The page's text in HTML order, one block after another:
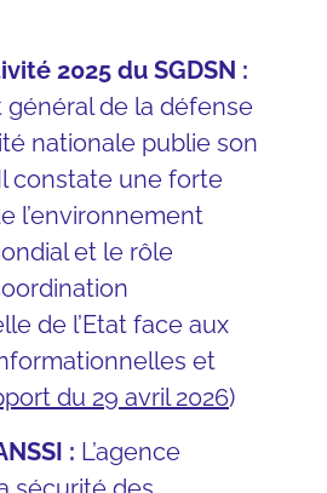
2025 du SGDSN :
général de la défense
nationale publie son
constate une forte
l’environnement
et le rôle
de l’Etat face aux
et
du 29 avril 2026)
: L’agence